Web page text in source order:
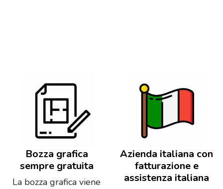
Bozza grafica
sempre gratuita
La bozza grafica viene
Azienda italiana con
fatturazione e
assistenza italiana